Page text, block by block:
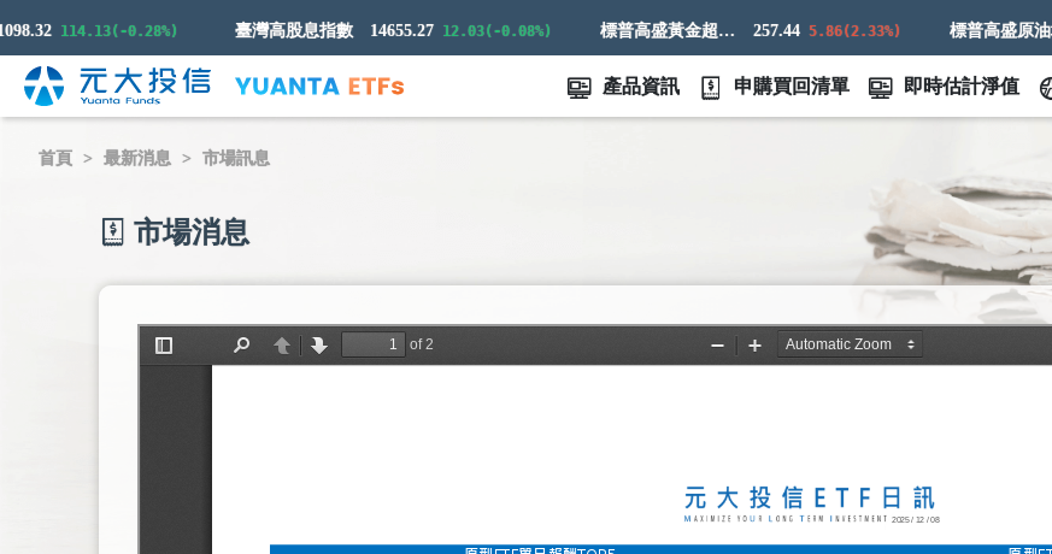
114.13(-0.28%) 臺灣高股息指數 14655.27 12.03(-0.08%) 標普高盛黃金超額回報指數 257.44 5.86(2.33%) 標普高盛原油增強超額回報指數
產品資訊 申購買回清單 即時估計淨值
首頁 最新消息 市場訊息
市場消息